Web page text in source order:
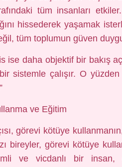
tüm insanları
hissederek yaşamak
tüm toplumun güven
ise daha objektif bir bakış
sistemle çalışır. O
ve Eğitim
görevi kötüye
bireyler, görevi kötüye
ve vicdanlı bir insan,